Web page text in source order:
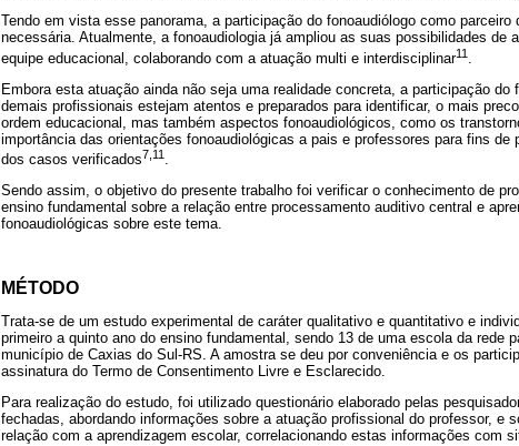
Tendo em vista esse panorama, a participação do fonoaudiólogo como
necessária. Atualmente, a fonoaudiologia já ampliou as suas possibilidades de
equipe educacional, colaborando com a atuação multi e interdisciplinar11
Embora esta atuação ainda não seja uma realidade concreta, a participação
demais profissionais estejam atentos e preparados para identificar, o mais
ordem educacional, mas também aspectos fonoaudiológicos, como os
importância das orientações fonoaudiológicas a pais e professores para fins de
dos casos verificados7,11 .
Sendo assim, o objetivo do presente trabalho foi verificar o conhecimento de
ensino fundamental sobre a relação entre processamento auditivo central e
fonoaudiológicas sobre este tema.
MÉTODO
Trata-se de um estudo experimental de caráter qualitativo e quantitativo e
primeiro a quinto ano do ensino fundamental, sendo 13 de uma escola da rede
município de Caxias do Sul-RS. A amostra se deu por conveniência e os
assinatura do Termo de Consentimento Livre e Esclarecido.
Para realização do estudo, foi utilizado questionário elaborado pelas
fechadas, abordando informações sobre a atuação profissional do professor, e
relação com a aprendizagem escolar, correlacionando estas informações com